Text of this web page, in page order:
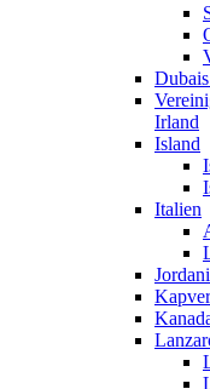
Irland
Island
Italien